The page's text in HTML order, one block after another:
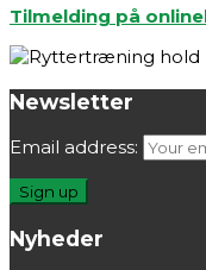
Tilmelding på
Newsletter
Email address:
Nyheder